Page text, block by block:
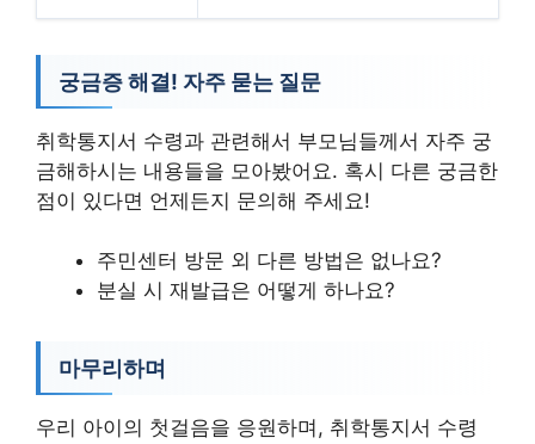
궁금증 해결! 자주 묻는 질문
취학통지서 수령과 관련해서 부모님들께서 자주 궁
금해하시는 내용들을 모아봤어요. 혹시 다른 궁금한
점이 있다면 언제든지 문의해 주세요!
주민센터 방문 외 다른 방법은 없나요?
분실 시 재발급은 어떻게 하나요?
마무리하며
우리 아이의 첫걸음을 응원하며, 취학통지서 수령